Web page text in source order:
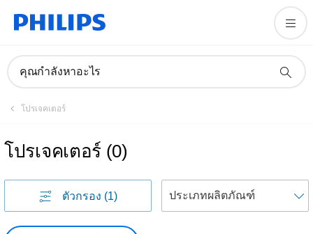
คุณกำลังหาอะไร
โปรเจคเตอร์
โปรเจคเตอร์ (0)
ตัวกรอง (1)